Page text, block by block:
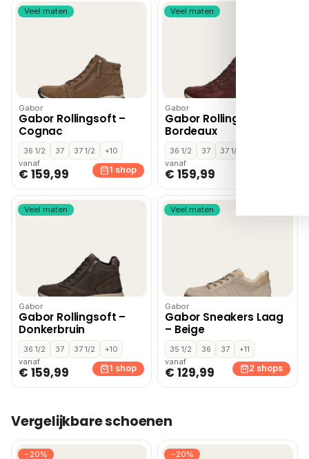
Veel maten
Gabor
Gabor Rollingsoft –
Cognac
36 1/2 37 37 1/2
+10
vanaf
€ 159,99 1 shop
Veel maten
Gabor
Gabor Rollingsoft –
Bordeaux
36 1/2 37 37 1/2
vanaf
€ 159,99
Veel maten
Gabor
Gabor Rollingsoft –
Donkerbruin
36 1/2 37 37 1/2
+10
vanaf
€ 159,99 1 shop
Veel maten
Gabor
Gabor Sneakers Laag
– Beige
35 1/2 36 37
+11
vanaf
€ 129,99 2 shops
Vergelijkbare schoenen
−20% −20%